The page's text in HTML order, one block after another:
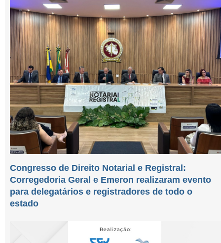
Congresso de Direito Notarial e Registral:
Corregedoria Geral e Emeron realizaram evento
para delegatários e registradores de todo o
estado